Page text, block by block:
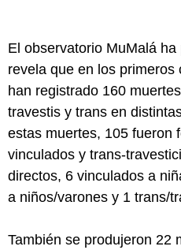
El observatorio MuMalá
revela que en los
han registrado 160
travestis y trans en
estas muertes, 105 fueron
vinculados y trans-
directos, 6 vinculados a
a niños/varones y 1 trans/
También se produjeron 22